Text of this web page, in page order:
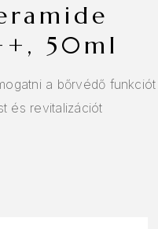
50ml
a bőrvédő funkciót
és revitalizációt